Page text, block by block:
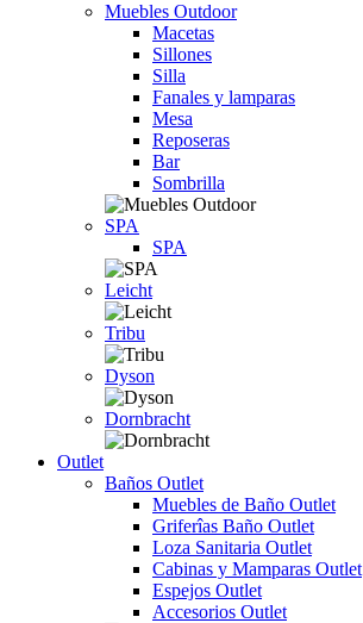
Muebles Outdoor
Macetas
Sillones
Silla
Fanales y lamparas
Mesa
Reposeras
Bar
Sombrilla
SPA
SPA
Leicht
Tribu
Dyson
Dornbracht
Outlet
Baños Outlet
Muebles de Baño Outlet
Griferîas Baño Outlet
Loza Sanitaria Outlet
Cabinas y Mamparas Outlet
Espejos Outlet
Accesorios Outlet